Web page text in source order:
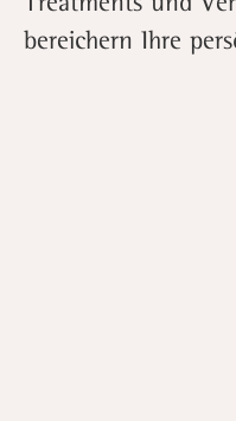
bereichern Ihre